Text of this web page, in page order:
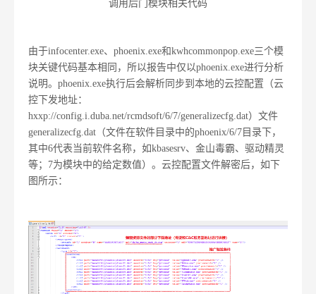
调用后门模块相关代码
由于infocenter.exe、phoenix.exe和kwhcommonpop.exe三个模
块关键代码基本相同，所以报告中仅以phoenix.exe进行分析
说明。phoenix.exe执行后会解析同步到本地的云控配置（云
控下发地址：
hxxp://config.i.duba.net/rcmdsoft/6/7/generalizecfg.dat）文件
generalizecfg.dat（文件在软件目录中的phoenix/6/7目录下，
其中6代表当前软件名称，如kbasesrv、金山毒霸、驱动精灵
等；7为模块中的给定数值）。云控配置文件解密后，如下
图所示：